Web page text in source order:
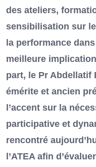
des ateliers,
sensibilisation sur
la performance
meilleure
part, le Pr Abdellatif
émérite et ancien
l’accent sur la
participative et
rencontré
l’ATEA afin